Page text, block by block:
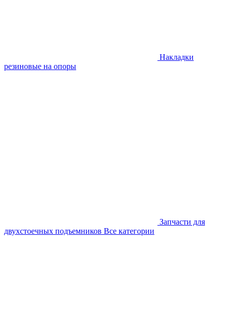
Накладки
резиновые на опоры
Запчасти для
двухстоечных подъемников Все категории